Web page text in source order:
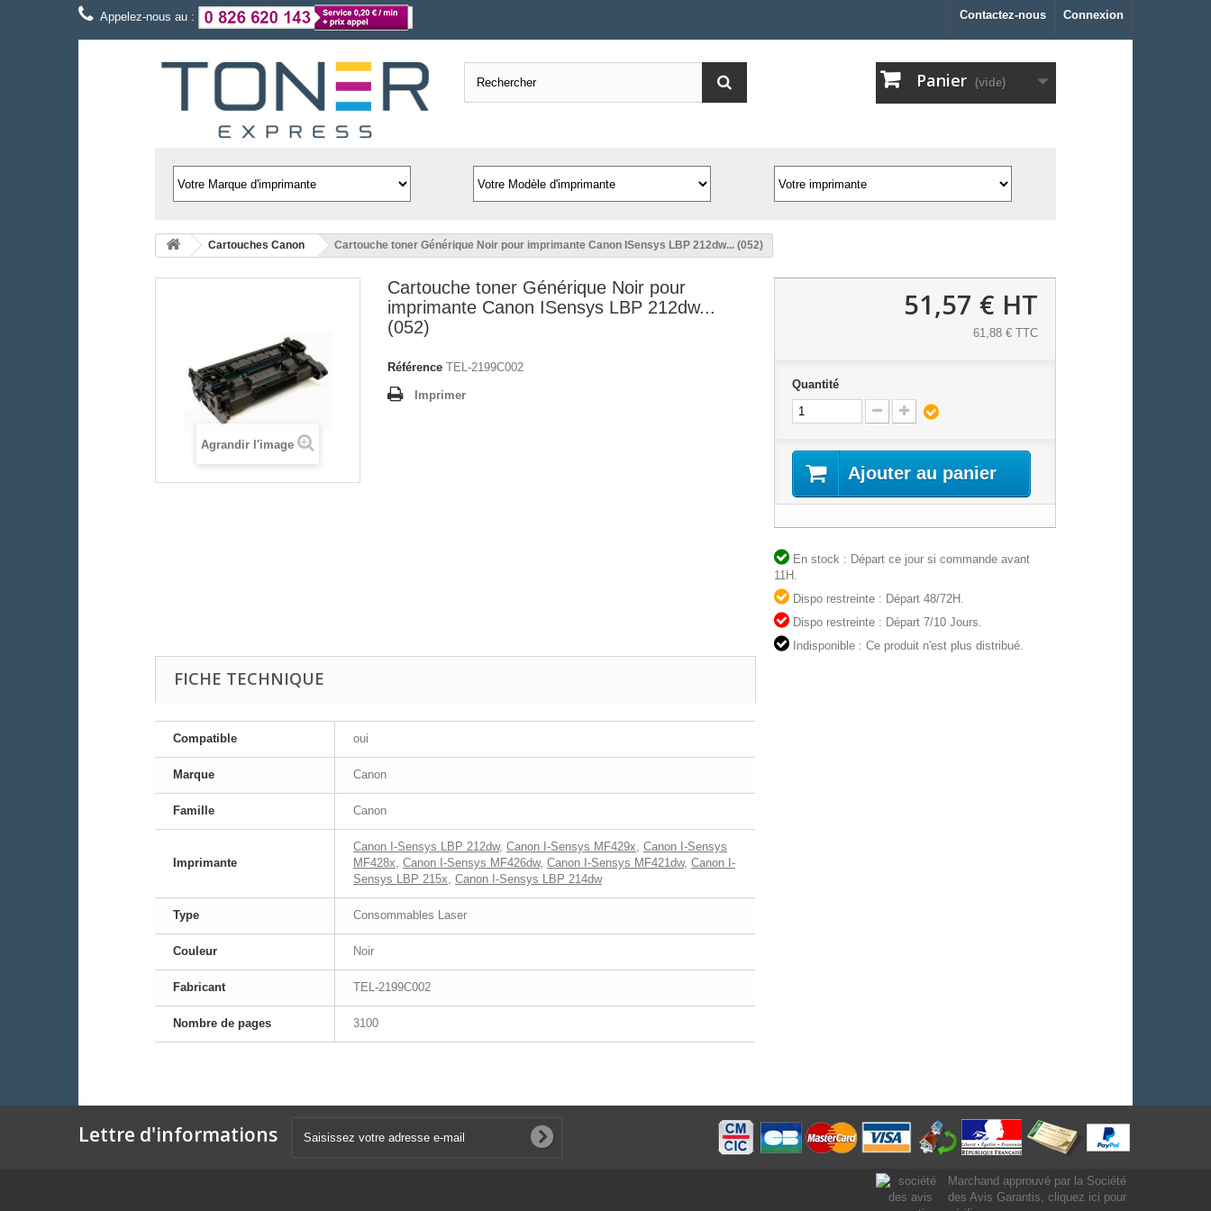
Connexion
Contactez-nous
Appelez-nous au :
Panier (vide)
Cartouches Canon Cartouche toner Générique Noir pour imprimante Canon ISensys LBP 212dw... (052)
Agrandir l'image
Cartouche toner Générique Noir pour
imprimante Canon ISensys LBP 212dw...
(052)
Référence TEL-2199C002
Imprimer
51,57 € HT
61,88 € TTC
Quantité
Ajouter au panier
En stock : Départ ce jour si commande avant
11H.
Dispo restreinte : Départ 48/72H.
Dispo restreinte : Départ 7/10 Jours.
Indisponible : Ce produit n'est plus distribué.
FICHE TECHNIQUE
Compatible oui
Marque Canon
Famille Canon
Imprimante
Canon I-Sensys LBP 212dw, Canon I-Sensys MF429x, Canon I-Sensys
MF428x, Canon I-Sensys MF426dw, Canon I-Sensys MF421dw, Canon I-
Sensys LBP 215x, Canon I-Sensys LBP 214dw
Type Consommables Laser
Couleur Noir
Fabricant TEL-2199C002
Nombre de pages 3100
Lettre d'informations
Marchand approuvé par la Société
des Avis Garantis, cliquez ici pour